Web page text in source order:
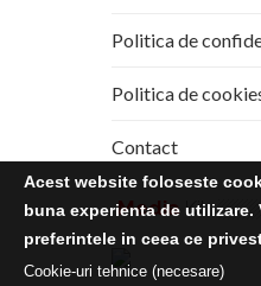
Politica de
Politica de
Contact
Media Kit
Acest website foloseste
buna experienta de utilizare.
preferintele in ceea ce
Cookie-uri tehnice (necesare)